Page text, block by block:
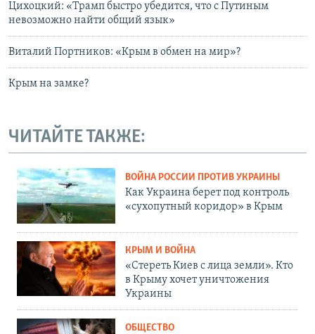
Цихоцкий: «Трамп быстро убедится, что с Путиным
невозможно найти общий язык»
Виталий Портников: «Крым в обмен на мир»?
Крым на замке?
ЧИТАЙТЕ ТАКЖЕ:
ВОЙНА РОССИИ ПРОТИВ УКРАИНЫ
Как Украина берет под контроль
«сухопутный коридор» в Крым
КРЫМ И ВОЙНА
«Стереть Киев с лица земли». Кто
в Крыму хочет уничтожения
Украины
ОБЩЕСТВО